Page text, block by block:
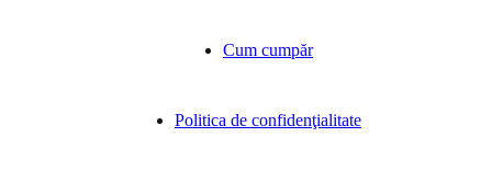
Cum cumpăr
Politica de confidenţialitate